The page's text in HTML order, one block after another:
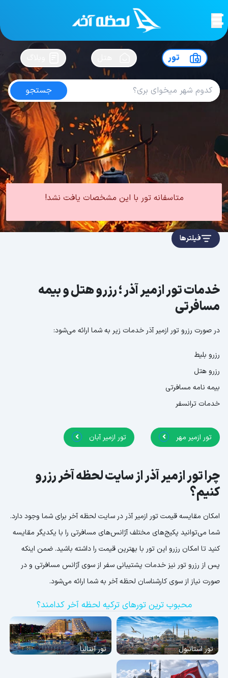
لحظه آخرسفرت رو بساز !
تور
جستجو
تور ازمیر آذر
امتیاز5 از5| از100 کاربر
تور ترکیه تور ازمیر
تور ازمیر پاییز
متاسفانه تور با این مشخصات یافت نشد!
فیلترها
خدمات تور ازمیر آذر ؛ رزرو هتل و بیمه
مسافرتی
در صورت رزرو تور ازمیر آذر خدمات زیر به شما ارائه می‌شود:
رزرو بلیط
رزرو هتل
بیمه نامه مسافرتی
خدمات ترانسفر
تور ازمیر مهر تور ازمیر آبان
چرا تور ازمیر آذر از سایت لحظه آخر رزرو
کنیم؟
امکان مقایسه قیمت تور ازمیر آذر در سایت لحظه آخر برای شما وجود دارد.
شما می‌توانید پکیج‌های مختلف آژانس‌های مسافرتی را با یکدیگر مقایسه
کنید تا امکان رزرو این تور با بهترین قیمت را داشته باشید. ضمن اینکه
پس از رزرو تور نیز خدمات پشتیبانی سفر از سوی آژانس مسافرتی و در
صورت نیاز از سوی کارشناسان لحظه آخر به شما ارائه می‌شود.
محبوب ترین تورهای ترکیه لحظه آخر کدامند؟
تور استانبول تور آنتالیا